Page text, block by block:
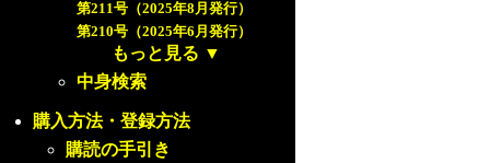
第211号（2025年8月発行）
第210号（2025年6月発行）
もっと見る ▼
中身検索
購入方法・登録方法
購読の手引き